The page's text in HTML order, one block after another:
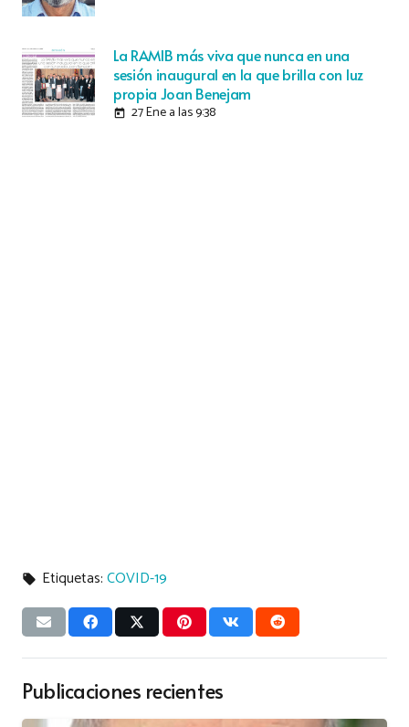
La RAMIB más viva que nunca en una
sesión inaugural en la que brilla con luz
propia Joan Benejam
today 27 Ene a las 9:38
local_offer Etiquetas:COVID-19
Publicaciones recientes